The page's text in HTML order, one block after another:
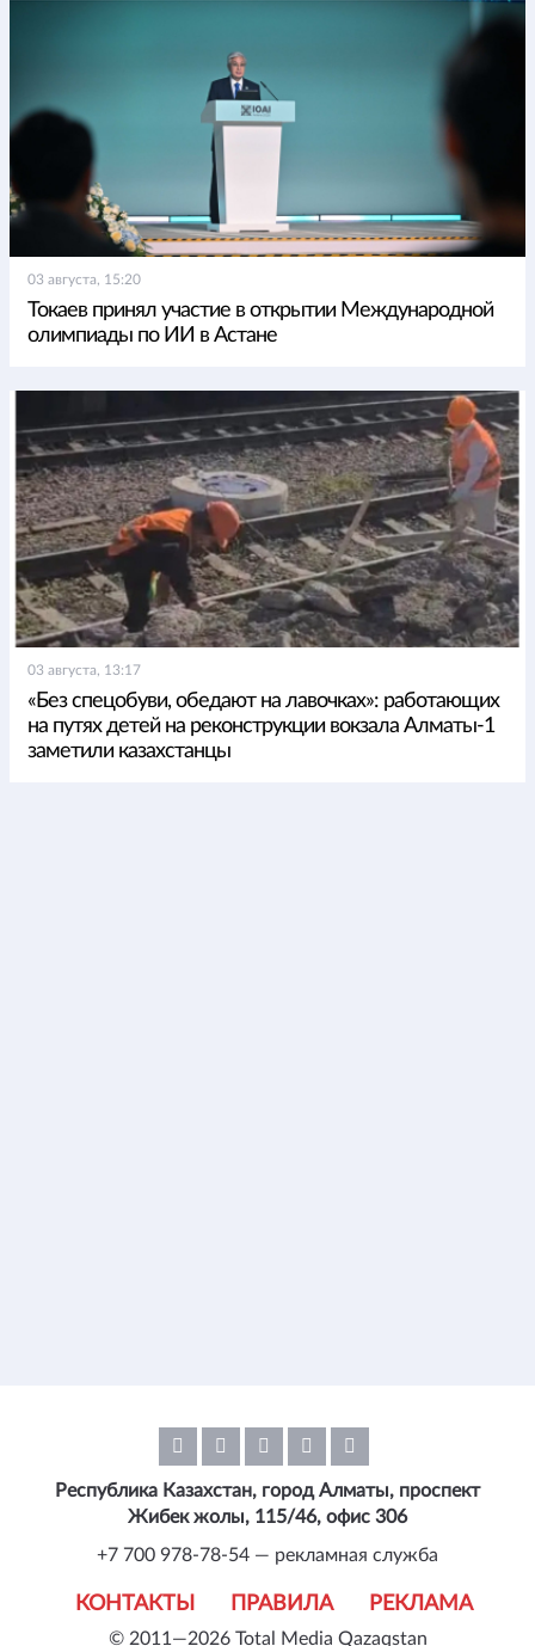
03 августа, 15:20
Токаев принял участие в открытии Международной
олимпиады по ИИ в Астане
03 августа, 13:17
«Без спецобуви, обедают на лавочках»: работающих
на путях детей на реконструкции вокзала Алматы-1
заметили казахстанцы
© 2011—2026 Total Media Qazaqstan
КОНТАКТЫ ПРАВИЛА РЕКЛАМА
Республика Казахстан, город Алматы, проспект
Жибек жолы, 115/46, офис 306
+7 700 978-78-54 — рекламная служба